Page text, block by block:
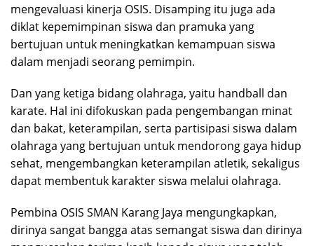
mengevaluasi kinerja OSIS. Disamping itu juga ada
diklat kepemimpinan siswa dan pramuka yang
bertujuan untuk meningkatkan kemampuan siswa
dalam menjadi seorang pemimpin.
Dan yang ketiga bidang olahraga, yaitu handball dan
karate. Hal ini difokuskan pada pengembangan minat
dan bakat, keterampilan, serta partisipasi siswa dalam
olahraga yang bertujuan untuk mendorong gaya hidup
sehat, mengembangkan keterampilan atletik, sekaligus
dapat membentuk karakter siswa melalui olahraga.
Pembina OSIS SMAN Karang Jaya mengungkapkan,
dirinya sangat bangga atas semangat siswa dan dirinya